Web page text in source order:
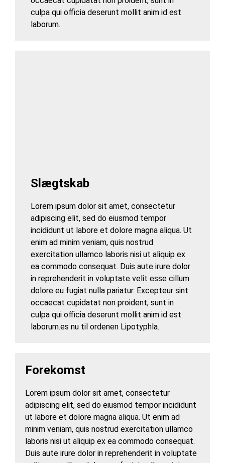
culpa qui officia deserunt mollit anim id est
laborum.
Slægtskab
Lorem ipsum dolor sit amet, consectetur
adipiscing elit, sed do eiusmod tempor
incididunt ut labore et dolore magna aliqua. Ut
enim ad minim veniam, quis nostrud
exercitation ullamco laboris nisi ut aliquip ex
ea commodo consequat. Duis aute irure dolor
in reprehenderit in voluptate velit esse cillum
dolore eu fugiat nulla pariatur. Excepteur sint
occaecat cupidatat non proident, sunt in
culpa qui officia deserunt mollit anim id est
laborum.es nu til ordenen Lipotyphla.
Forekomst
Lorem ipsum dolor sit amet, consectetur
adipiscing elit, sed do eiusmod tempor incididunt
ut labore et dolore magna aliqua. Ut enim ad
minim veniam, quis nostrud exercitation ullamco
laboris nisi ut aliquip ex ea commodo consequat.
Duis aute irure dolor in reprehenderit in voluptate